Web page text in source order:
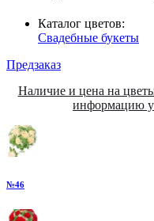
Каталог цветов:
Свадебные букеты
Предзаказ
Наличие и цена на
информацию
№46